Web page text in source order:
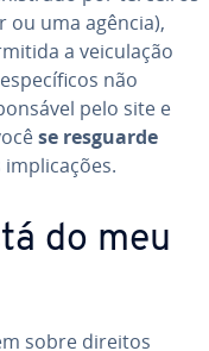
ou uma agência),
a vei­cu­la­ção
não
pelo site e
se resguarde
do meu
sobre direitos